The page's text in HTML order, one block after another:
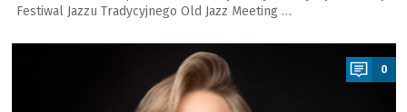
Festiwal Jazzu Tradycyjnego Old Jazz Meeting …
a
0